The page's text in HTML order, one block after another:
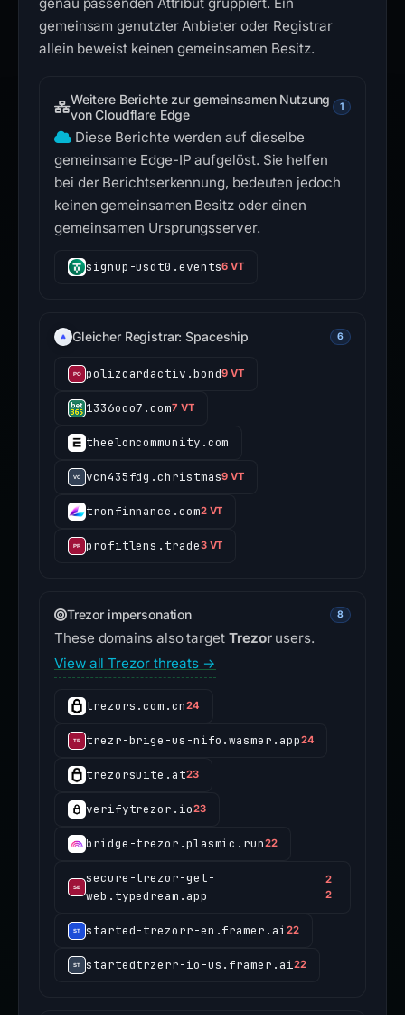
gemeinsam genutzter Anbieter oder Registrar
allein beweist keinen gemeinsamen Besitz.
Weitere Berichte zur gemeinsamen Nutzung
von Cloudflare Edge
1
Diese Berichte werden auf dieselbe
gemeinsame Edge-IP aufgelöst. Sie helfen
bei der Berichtserkennung, bedeuten jedoch
keinen gemeinsamen Besitz oder einen
gemeinsamen Ursprungsserver.
signup-usdt0.events6 VT
Gleicher Registrar: Spaceship 6
polizcardactiv.bond9 VT
1336ooo7.com7 VT
theeloncommunity.com
vcn435fdg.christmas9 VT
tronfinnance.com2 VT
profitlens.trade3 VT
Trezor impersonation 8
These domains also target Trezorusers.
View all Trezor threats →
trezors.com.cn24
trezr-brige-us-nifo.wasmer.app24
trezorsuite.at23
verifytrezor.io23
bridge-trezor.plasmic.run22
secure-trezor-get-
web.typedream.app
2
2
started-trezorr-en.framer.ai22
startedtrzerr-io-us.framer.ai22